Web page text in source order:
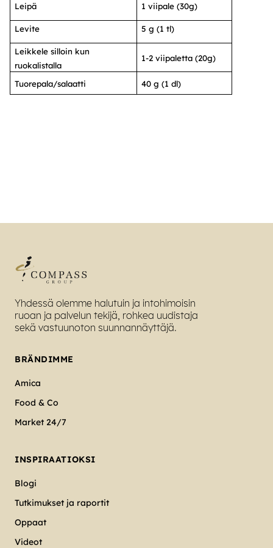
Leipä 1 viipale (30g)
Levite 5 g (1 tl)
Leikkele silloin kun
ruokalistalla
1-2 viipaletta (20g)
Tuorepala/salaatti 40 g (1 dl)
Yhdessä olemme halutuin ja intohimoisin
ruoan ja palvelun tekijä, rohkea uudistaja
sekä vastuunoton suunnannäyttäjä.
BRÄNDIMME
Amica
Food & Co
Market 24/7
INSPIRAATIOKSI
Blogi
Tutkimukset ja raportit
Oppaat
Videot